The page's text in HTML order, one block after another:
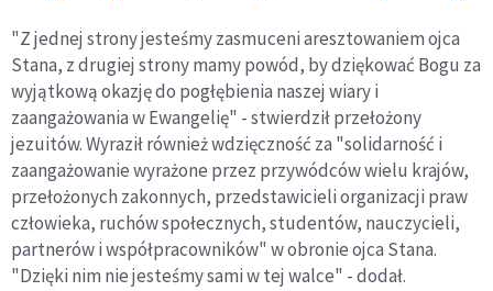
"Z jednej strony jesteśmy zasmuceni aresztowaniem ojca
Stana, z drugiej strony mamy powód, by dziękować Bogu za
wyjątkową okazję do pogłębienia naszej wiary i
zaangażowania w Ewangelię" - stwierdził przełożony
jezuitów. Wyraził również wdzięczność za "solidarność i
zaangażowanie wyrażone przez przywódców wielu krajów,
przełożonych zakonnych, przedstawicieli organizacji praw
człowieka, ruchów społecznych, studentów, nauczycieli,
partnerów i współpracowników" w obronie ojca Stana.
"Dzięki nim nie jesteśmy sami w tej walce" - dodał.